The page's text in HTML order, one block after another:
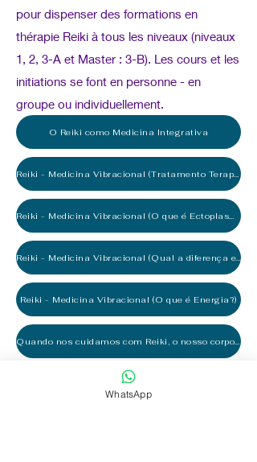
pour dispenser des formations en
thérapie Reiki à tous les niveaux (niveaux
1, 2, 3-A et Master : 3-B). Les cours et les
initiations se font en personne - en
groupe ou individuellement.
O Reiki como Medicina Integrativa
Reiki - Medicina Vibracional (Tratamento Terapêutico através da Energia Reiki)
Reiki - Medicina Vibracional (O que é Ectoplasma?)
Reiki - Medicina Vibracional (Qual a diferença entre Fluido Cósmico Universal e Ectoplasma?)
Reiki - Medicina Vibracional (O que é Energia?)
Quando nos cuidamos com Reiki, o nosso corpo agradece
Benefícios da Terapia Reiki
WhatsApp